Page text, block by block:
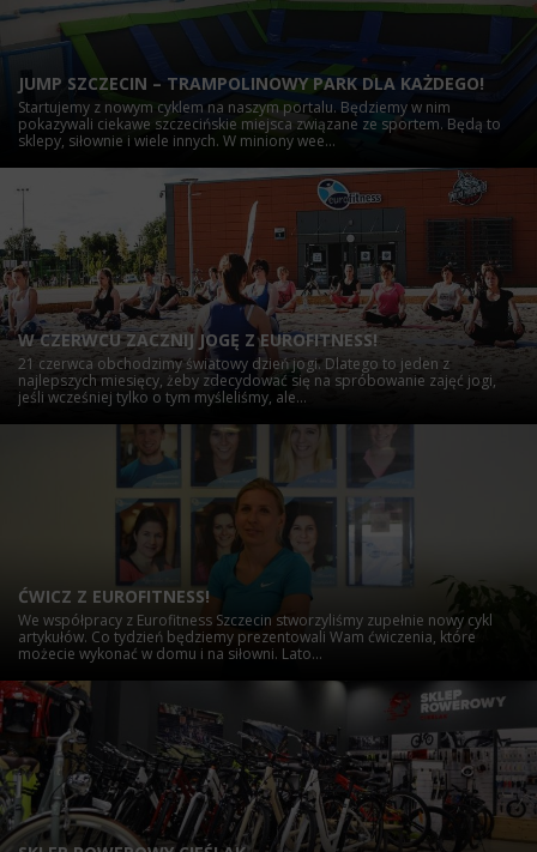
JUMP SZCZECIN – TRAMPOLINOWY PARK DLA KAŻDEGO!
Startujemy z nowym cyklem na naszym portalu. Będziemy w nim
pokazywali ciekawe szczecińskie miejsca związane ze sportem. Będą to
sklepy, siłownie i wiele innych. W miniony wee...
W CZERWCU ZACZNIJ JOGĘ Z EUROFITNESS!
21 czerwca obchodzimy światowy dzień jogi. Dlatego to jeden z
najlepszych miesięcy, żeby zdecydować się na spróbowanie zajęć jogi,
jeśli wcześniej tylko o tym myśleliśmy, ale...
ĆWICZ Z EUROFITNESS!
We współpracy z Eurofitness Szczecin stworzyliśmy zupełnie nowy cykl
artykułów. Co tydzień będziemy prezentowali Wam ćwiczenia, które
możecie wykonać w domu i na siłowni. Lato...